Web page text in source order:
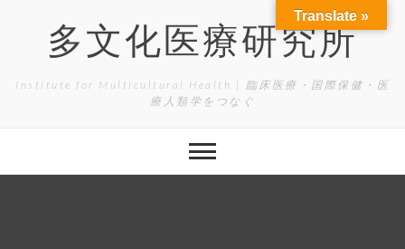
content多文化医療研究所
Institute for Multicultural Health | 臨床医療・国際保健・医
療人類学をつなぐ
Translate »